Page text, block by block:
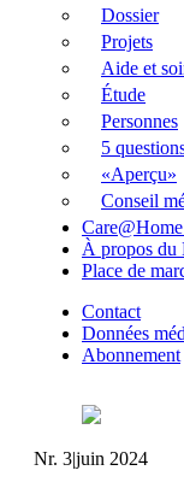
Dossier
Projets
Aide et
Étude
Personnes
5
«Aperçu»
Conseil
À propos du
Place de
Contact
Données
Abonnement
Nr. 3|juin 2024